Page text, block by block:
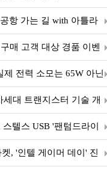
항 가는 길 with 아틀라
매 고객 대상 경품 이벤
전력 소모는 65W 아닌
대 트랜지스터 기술 개
텔스 USB '팬텀드라이
, '인텔 게이머 데이' 진